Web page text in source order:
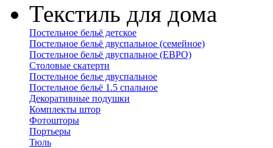
Текстиль для дома
Постельное бельё детское
Постельное бельё двуспальное (семейное)
Постельное бельё двуспальное (ЕВРО)
Столовые скатерти
Постельное белье двуспальное
Постельное бельё 1.5 спальное
Декоративные подушки
Комплекты штор
Фотошторы
Портьеры
Тюль